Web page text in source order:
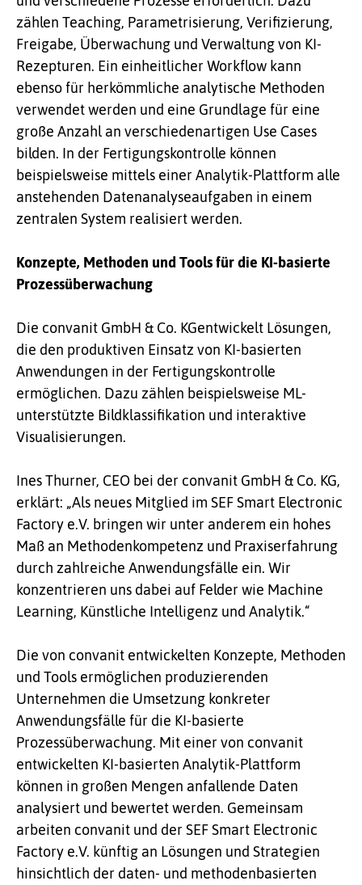
zählen Teaching, Parametrisierung, Verifizierung,
Freigabe, Überwachung und Verwaltung von KI-
Rezepturen. Ein einheitlicher Workflow kann
ebenso für herkömmliche analytische Methoden
verwendet werden und eine Grundlage für eine
große Anzahl an verschiedenartigen Use Cases
bilden. In der Fertigungskontrolle können
beispielsweise mittels einer Analytik-Plattform alle
anstehenden Datenanalyseaufgaben in einem
zentralen System realisiert werden.
Konzepte, Methoden und Tools für die KI-basierte
Prozessüberwachung
Die convanit GmbH & Co. KGentwickelt Lösungen,
die den produktiven Einsatz von KI-basierten
Anwendungen in der Fertigungskontrolle
ermöglichen. Dazu zählen beispielsweise ML-
unterstützte Bildklassifikation und interaktive
Visualisierungen.
Ines Thurner, CEO bei der convanit GmbH & Co. KG,
erklärt: „Als neues Mitglied im SEF Smart Electronic
Factory e.V. bringen wir unter anderem ein hohes
Maß an Methodenkompetenz und Praxiserfahrung
durch zahlreiche Anwendungsfälle ein. Wir
konzentrieren uns dabei auf Felder wie Machine
Learning, Künstliche Intelligenz und Analytik.“
Die von convanit entwickelten Konzepte, Methoden
und Tools ermöglichen produzierenden
Unternehmen die Umsetzung konkreter
Anwendungsfälle für die KI-basierte
Prozessüberwachung. Mit einer von convanit
entwickelten KI-basierten Analytik-Plattform
können in großen Mengen anfallende Daten
analysiert und bewertet werden. Gemeinsam
arbeiten convanit und der SEF Smart Electronic
Factory e.V. künftig an Lösungen und Strategien
hinsichtlich der daten- und methodenbasierten